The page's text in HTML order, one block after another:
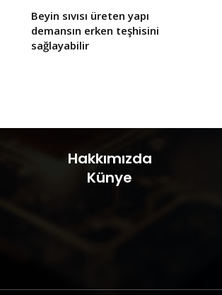
Beyin sıvısı üreten yapı
demansın erken teşhisini
sağlayabilir
Hakkımızda
Künye